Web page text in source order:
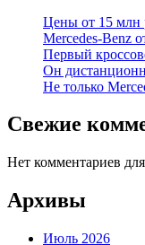
Цены от 15 млн
Mercedes-Benz
Первый
Он
Не только
Свежие
Нет комментариев
Архивы
Июль 2026